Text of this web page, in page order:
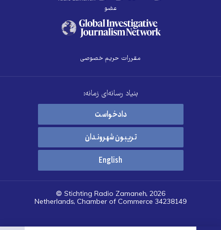
عضو
مقررات حریم خصوصی
بنیاد رسانه‌ای زمانه:
دادخواست
تریبون شهروندان
English
© Stichting Radio Zamaneh, 2026
Netherlands, Chamber of Commerce 34238149